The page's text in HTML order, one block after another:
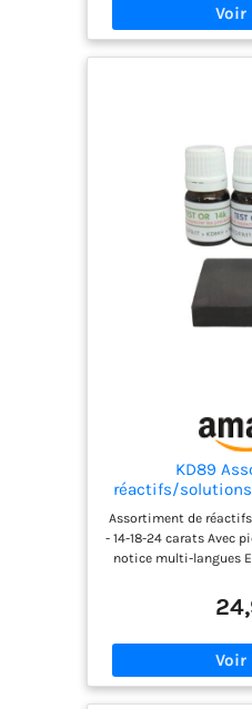
KD89
réactifs/solutions
18-24 carats -
naturelle et
Expertise pour
-
Assortiment de
- 14-18-24 carats Avec
notice multi-langues
épais